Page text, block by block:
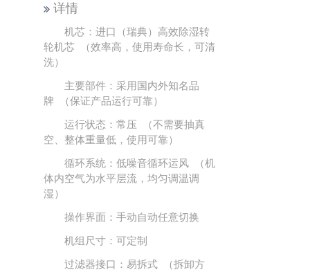
详情
机芯：进口（瑞典）高效除湿转
轮机芯 （效率高，使用寿命长，可清
洗）
主要部件：采用国内外知名品
牌 （保证产品运行可靠）
运行状态：常压 （不需要抽真
空、整体重量低，使用可靠）
循环系统：低噪音循环运风 （机
体内空气为水平层流，均匀调温调
湿）
操作界面：手动自动任意切换
机组尺寸：可定制
过滤器接口：易拆式 （拆卸方